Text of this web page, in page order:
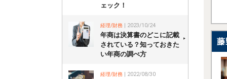
ェック！
経理/財務 | 2023/10/24
年商は決算書のどこに記載
されている？知っておきた
い年商の調べ方
経理/財務 | 2022/08/30